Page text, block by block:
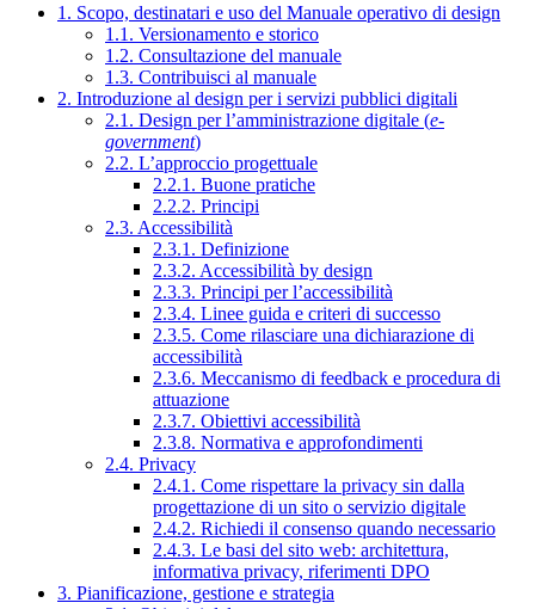
1. Scopo, destinatari e uso del Manuale operativo di design
1.1. Versionamento e storico
1.2. Consultazione del manuale
1.3. Contribuisci al manuale
2. Introduzione al design per i servizi pubblici digitali
2.1. Design per l’amministrazione digitale (e-
government)
2.2. L’approccio progettuale
2.2.1. Buone pratiche
2.2.2. Principi
2.3. Accessibilità
2.3.1. Definizione
2.3.2. Accessibilità by design
2.3.3. Principi per l’accessibilità
2.3.4. Linee guida e criteri di successo
2.3.5. Come rilasciare una dichiarazione di
accessibilità
2.3.6. Meccanismo di feedback e procedura di
attuazione
2.3.7. Obiettivi accessibilità
2.3.8. Normativa e approfondimenti
2.4. Privacy
2.4.1. Come rispettare la privacy sin dalla
progettazione di un sito o servizio digitale
2.4.2. Richiedi il consenso quando necessario
2.4.3. Le basi del sito web: architettura,
informativa privacy, riferimenti DPO
3. Pianificazione, gestione e strategia